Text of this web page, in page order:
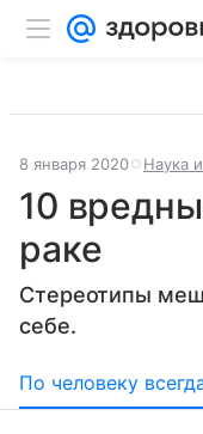
8 января 2020 Наука
10
раке
Стереотипы
себе.
По человеку